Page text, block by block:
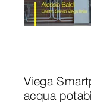
Viega
acqua